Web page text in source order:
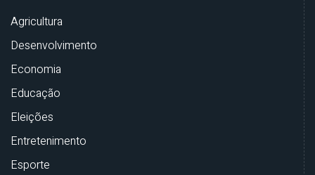
Agricultura
Desenvolvimento
Economia
Educação
Eleições
Entretenimento
Esporte